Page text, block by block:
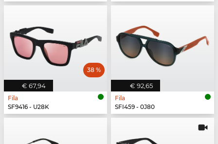
€ 67,94
38 %
Fila
SF9416 - U28K
€ 92,65
Fila
SFI459 - 0J80